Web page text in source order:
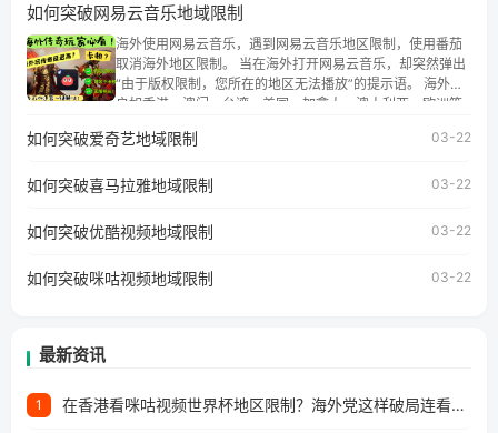
权限制问题，且仅能在中国大陆地区播放。 遇到这个问题的
朋友们，使用番茄回国加速器，即可解决「海外用户收听腾
讯视频地区版权限制」的问题，无论人在香港、澳门、台
湾、美国、加拿大、澳大利亚、欧洲等国家和地区工作、留
学、定居等，都可以使用，不再因地区和版权限制所困扰。
如何突破网易云音乐地域限制
海外使用网易云音乐，遇到网易云音乐地区限制，使用番茄
取消海外地区限制。 当在海外打开网易云音乐，却突然弹出
“由于版权限制，您所在的地区无法播放”的提示语。 海外用
户如香港、澳门、台湾、美国、加拿大、澳大利亚、欧洲等
地区及版权限制问题，且仅能在中国大陆地区播放。 遇到这
户收听网易云音乐地区版权限制」的问题，无论人在香港、
工作、留学、定居等，都可以使用，不再因地区和版权限制
所困扰。
如何突破爱奇艺地域限制 03-22
如何突破喜马拉雅地域限制 03-22
如何突破优酷视频地域限制 03-22
如何突破咪咕视频地域限制 03-22
最新资讯
1 在香港看咪咕视频世界杯地区限制？海外党这样破局连看7天不卡顿！